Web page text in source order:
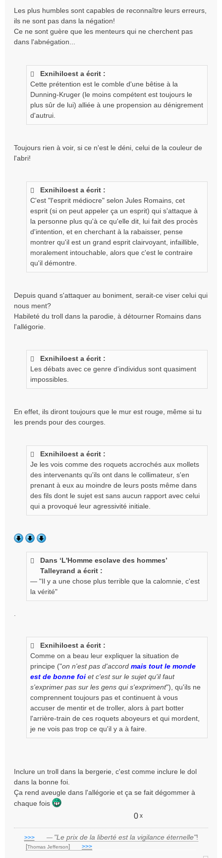
Les plus humbles sont capables de reconnaître leurs erreurs,
ils ne sont pas dans la négation!
Ce ne sont guère que les menteurs qui ne cherchent pas
dans l'abnégation...
Exnihiloest a écrit :
Cette prétention est le comble d'une bêtise à la
Dunning-Kruger (le moins compétent est toujours le
plus sûr de lui) alliée à une propension au dénigrement
d'autrui.
Toujours rien à voir, si ce n'est le déni, celui de la couleur de
l'abri!
Exnihiloest a écrit :
C'est "l'esprit médiocre" selon Jules Romains, cet
esprit (si on peut appeler ça un esprit) qui s'attaque à
la personne plus qu'à ce qu'elle dit, lui fait des procès
d'intention, et en cherchant à la rabaisser, pense
montrer qu'il est un grand esprit clairvoyant, infaillible,
moralement intouchable, alors que c'est le contraire
qu'il démontre.
Depuis quand s'attaquer au boniment, serait-ce viser celui qui
nous ment?
Habileté du troll dans la parodie, à détourner Romains dans
l'allégorie.
Exnihiloest a écrit :
Les débats avec ce genre d'individus sont quasiment
impossibles.
En effet, ils diront toujours que le mur est rouge, même si tu
les prends pour des courges.
Exnihiloest a écrit :
Je les vois comme des roquets accrochés aux mollets
des intervenants qu'ils ont dans le collimateur, s'en
prenant à eux au moindre de leurs posts même dans
des fils dont le sujet est sans aucun rapport avec celui
qui a provoqué leur agressivité initiale.
Dans ‘L'Homme esclave des hommes’
Talleyrand a écrit :
— "Il y a une chose plus terrible que la calomnie, c'est
la vérité"
.
Exnihiloest a écrit :
Comme on a beau leur expliquer la situation de
principe ("on n'est pas d'accord mais tout le monde
est de bonne foi et c'est sur le sujet qu'il faut
s'exprimer pas sur les gens qui s'expriment"), qu'ils ne
comprennent toujours pas et continuent à vous
accuser de mentir et de troller, alors à part botter
l'arrière-train de ces roquets aboyeurs et qui mordent,
je ne vois pas trop ce qu'il y a à faire.
Inclure un troll dans la bergerie, c'est comme inclure le dol
dans la bonne foi.
Ça rend aveugle dans l'allégorie et ça se fait dégommer à
chaque fois
0 x
>>>___ — "Le prix de la liberté est la vigilance éternelle"!
[Thomas Jefferson] >>>